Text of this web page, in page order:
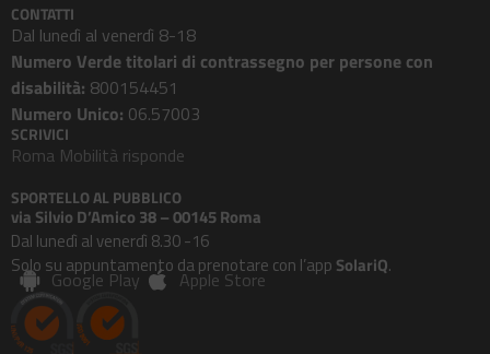
CONTATTI
Dal lunedì al venerdì 8-18
Numero Verde titolari di contrassegno per persone con
disabilità: 800154451
Numero Unico: 06.57003
SCRIVICI
Roma Mobilità risponde
SPORTELLO AL PUBBLICO
via Silvio D’Amico 38 – 00145 Roma
Dal lunedì al venerdì 8.30 -16
Solo su appuntamento da prenotare con l’app SolariQ.
Google Play Apple Store